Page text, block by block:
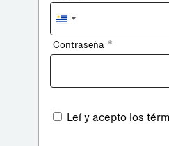
Uruguay
+598
Contraseña *
Leí y acepto los